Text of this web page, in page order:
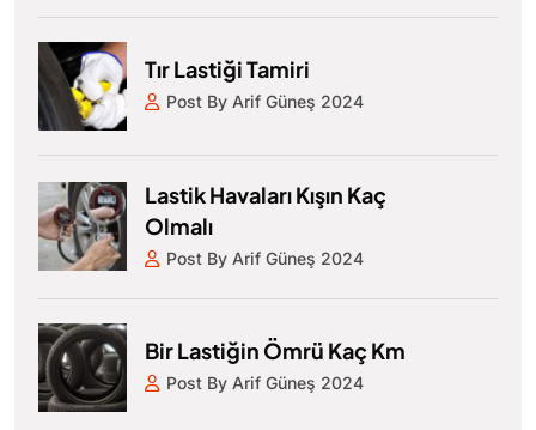
Tır Lastiği Tamiri
Post By Arif Güneş 2024
Lastik Havaları Kışın Kaç
Olmalı
Post By Arif Güneş 2024
Bir Lastiğin Ömrü Kaç Km
Post By Arif Güneş 2024